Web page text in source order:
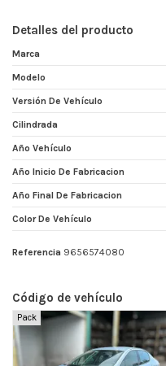
Detalles del producto
Marca
Modelo
Versión De Vehículo
Cilindrada
Año Vehículo
Año Inicio De Fabricacion
Año Final De Fabricacion
Color De Vehículo
Referencia 9656574080
Código de vehículo
Pack